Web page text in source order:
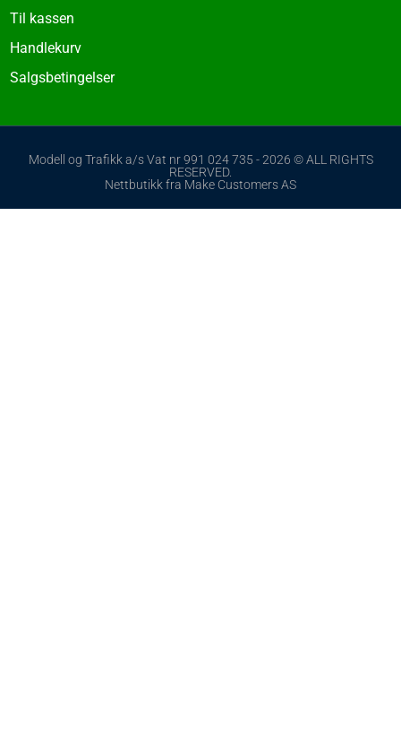
Til kassen
Handlekurv
Salgsbetingelser
Modell og Trafikk a/s Vat nr 991 024 735 - 2026 © ALL RIGHTS
RESERVED.
Nettbutikk fra Make Customers AS